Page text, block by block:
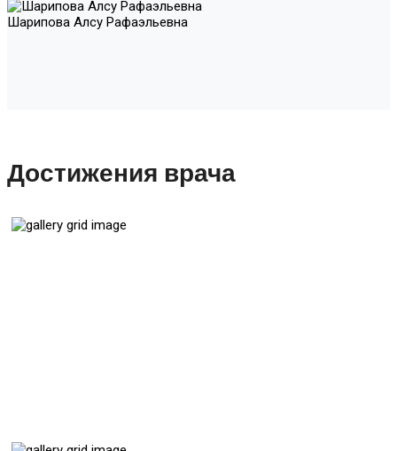
Шарипова Алсу Рафаэльевна
Достижения врача